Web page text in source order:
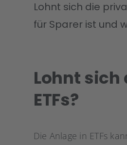
Lohnt sich die
für Sparer ist und
Lohnt
ETFs?
Die Anlage in ETFs